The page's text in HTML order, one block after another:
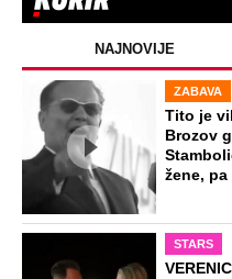
NAJNOVIJE
ZABAVA
Tito je
Brozov
žene,
STARS